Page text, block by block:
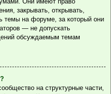
закрывать, открывать,
темы на форуме, за который они
— не допускать
обсуждаемым темам
на структурные части,